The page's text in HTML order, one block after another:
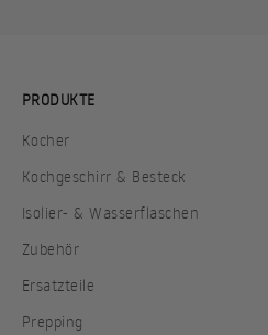
PRODUKTE
Kocher
Kochgeschirr & Besteck
Isolier- & Wasserflaschen
Zubehör
Ersatzteile
Prepping